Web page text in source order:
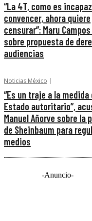
“La 4T, como es
convencer, ahora quiere
censurar”: Maru
sobre propuesta de
audiencias
Noticias México
“Es un traje a la medida
Estado autoritario”,
Manuel Añorve sobre la
de Sheinbaum para
medios
-Anuncio-